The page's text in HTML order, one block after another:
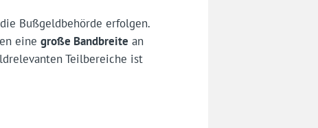
Bußgeldbehörde erfolgen.
eine große Bandbreite an
Teilbereiche ist